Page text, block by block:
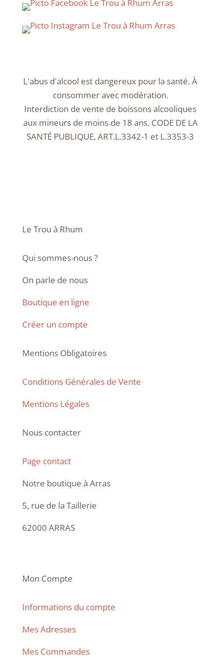
L'abus d'alcool est dangereux pour la santé. À
consommer avec modération.
Interdiction de vente de boissons alcooliques
aux mineurs de moins de 18 ans. CODE DE LA
SANTÉ PUBLIQUE, ART.L.3342-1 et L.3353-3
Le Trou à Rhum
Qui sommes-nous ?
On parle de nous
Boutique en ligne
Créer un compte
Mentions Obligatoires
Conditions Générales de Vente
Mentions Légales
Nous contacter
Page contact
Notre boutique à Arras
5, rue de la Taillerie
62000 ARRAS
Mon Compte
Informations du compte
Mes Adresses
Mes Commandes